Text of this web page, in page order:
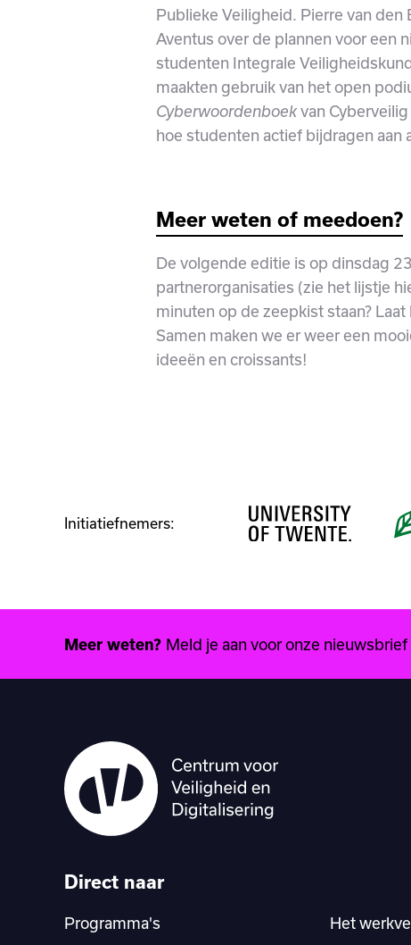
Publieke Veiligheid. Pierre van den
Aventus over de plannen voor een
studenten Integrale
maakten gebruik van het open
Cyberwoordenboek van
hoe studenten actief bijdragen aan
Meer weten of meedoen?
De volgende editie is op dinsdag
partnerorganisaties (zie het lijstje
minuten op de zeepkist staan? Laat
Samen maken we er weer een
ideeën en croissants!
Initiatiefnemers:
Meer weten? Meld je aan voor onze
Direct naar
Programma's
Het